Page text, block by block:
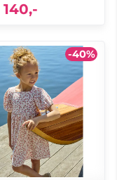
140,-
-40%